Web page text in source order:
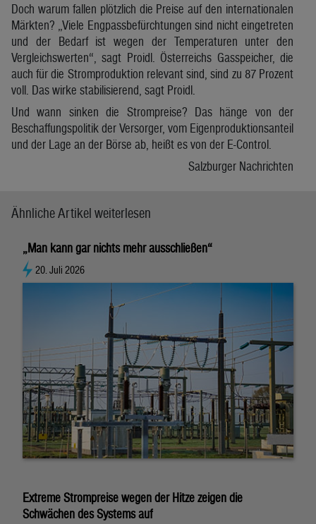
Doch warum fallen plötzlich die Preise auf den internationalen
Märkten? „Viele Engpassbefürchtungen sind nicht eingetreten
und der Bedarf ist wegen der Temperaturen unter den
Vergleichswerten“, sagt Proidl. Österreichs Gasspeicher, die
auch für die Stromproduktion relevant sind, sind zu 87 Prozent
voll. Das wirke stabilisierend, sagt Proidl.
Und wann sinken die Strompreise? Das hänge von der
Beschaffungspolitik der Versorger, vom Eigenproduktionsanteil
und der Lage an der Börse ab, heißt es von der E-Control.
Salzburger Nachrichten
Ähnliche Artikel weiterlesen
„Man kann gar nichts mehr ausschließen“
20. Juli 2026
Extreme Strompreise wegen der Hitze zeigen die
Schwächen des Systems auf